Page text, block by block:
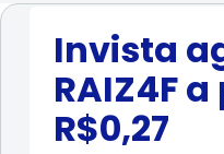
Invista
RAIZ4Fa
R$0,27